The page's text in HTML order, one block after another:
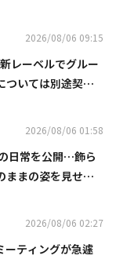
2026/08/06 09:15
レーベルでグルー
ついては別途契約
2026/08/06 01:58
日常を公開…飾ら
ままの姿を見せた
2026/08/06 02:27
ーティングが急遽